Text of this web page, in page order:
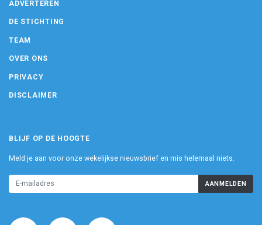
ADVERTEREN
DE STICHTING
TEAM
OVER ONS
PRIVACY
DISCLAIMER
BLIJF OP DE HOOGTE
Meld je aan voor onze wekelijkse nieuwsbrief en mis helemaal niets.
AANMELDEN